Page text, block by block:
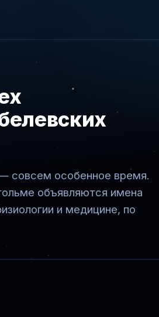
совсем особенное время.
объявляются имена
и медицине, по